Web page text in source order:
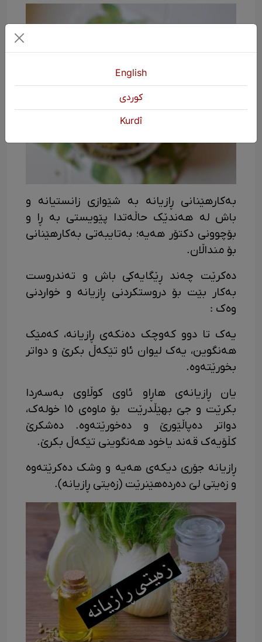
بەکارهێنانی ڕازیانە بە شێوازی زانستیانە و
باش لە هەندێک حاڵەتدا پێویستی بە ڕا و
بۆچوونی دکتۆر هەیە؛ بەتایبەتی بەکارهێنانی
بۆ منداڵان.
دەکرێت چەند ڕێگایەکی باش و تەندروست
بەکار بێت بۆ دروستکردنی ڕازیانە و خواردنی
وەک :
یەک تا دوو کەوچک دەنکەی ڕازیانە، کەمێک
هەنگوین، یەک لیوان ئاو تێکەڵ بکرێ و دواتر
بخورێتەوە.
یان ڕازیانەی هاڕاو ئاوی کوڵاوی بەسەردا
بکرێت و جێ بهێڵدرێت بۆ ماوەی ١٥ خولەک،
دواتر دەپاڵێورێ و دەخورێتەوە. دەشکرێ
کڵۆیەک قەند یاخود هەنگوینی تێکەڵ بکرێ.
ڕازیانە جۆری دیکەی هەیە و وشک دەکرێتەوە
و زەیتی لێ دەردەهێنرێت (زەیتی ڕازیانە).
English
كوردی
Kurdî